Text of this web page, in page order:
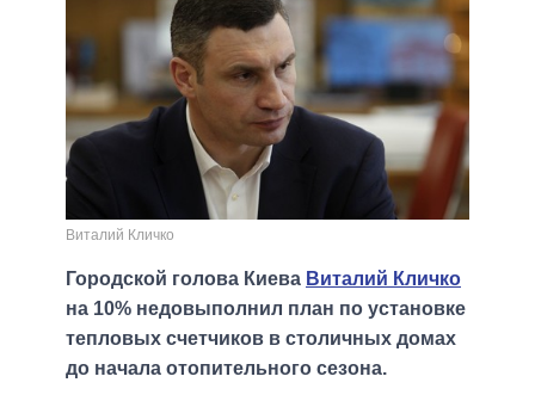
Виталий Кличко
Городской голова Киева Виталий Кличко
на 10% недовыполнил план по установке
тепловых счетчиков в столичных домах
до начала отопительного сезона.